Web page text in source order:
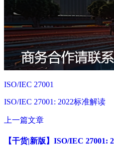
ISO/IEC 27001
ISO/IEC 27001: 2022标准解读
上一篇文章
【干货|新版】ISO/IEC 27001: